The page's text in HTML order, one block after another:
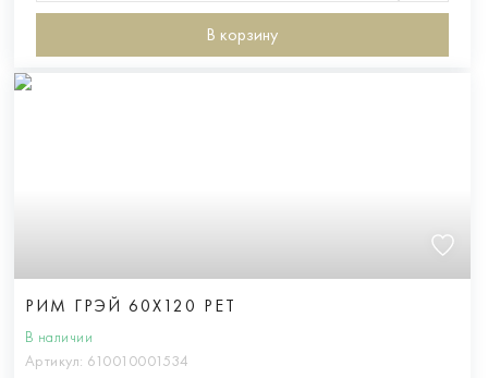
В корзину
РИМ ГРЭЙ 60X120 РЕТ
В наличии
Артикул: 610010001534